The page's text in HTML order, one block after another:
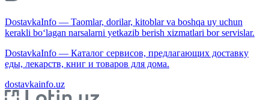
DostavkaInfo — Taomlar, dorilar, kitoblar va boshqa uy uchun
kerakli bo‘lagan narsalarni yetkazib berish xizmatlari bor servislar.
DostavkaInfo — Каталог сервисов, предлагающих доставку
еды, лекарств, книг и товаров для дома.
dostavkainfo.uz